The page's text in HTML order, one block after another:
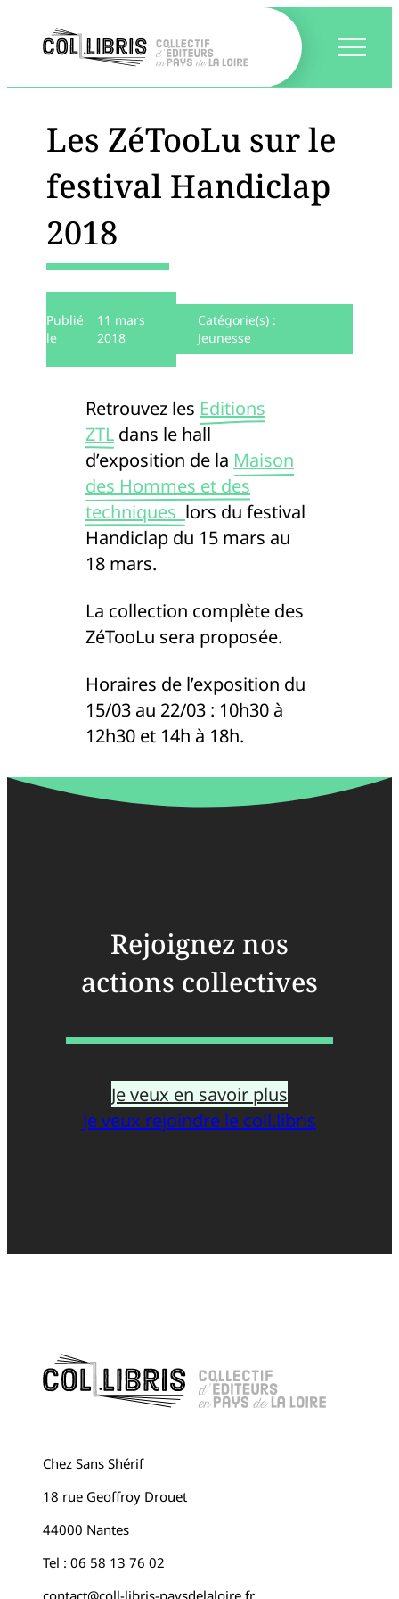
Les ZéTooLu sur le
festival Handiclap
2018
Publié
le
11 mars
2018
Catégorie(s) :
Jeunesse
Retrouvez les Editions
ZTL dans le hall
d’exposition de la Maison
des Hommes et des
techniques lors du festival
Handiclap du 15 mars au
18 mars.
La collection complète des
ZéTooLu sera proposée.
Horaires de l’exposition du
15/03 au 22/03 : 10h30 à
12h30 et 14h à 18h.
Rejoignez nos
actions collectives
Je veux en savoir plus
Je veux rejoindre le coll.libris
Chez Sans Shérif
18 rue Geoffroy Drouet
44000 Nantes
Tel : 06 58 13 76 02